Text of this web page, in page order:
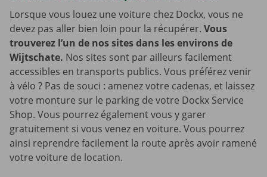
Lorsque vous louez une voiture chez Dockx, vous ne
devez pas aller bien loin pour la récupérer. Vous
trouverez l’un de nos sites dans les environs de
Wijtschate. Nos sites sont par ailleurs facilement
accessibles en transports publics. Vous préférez venir
à vélo ? Pas de souci : amenez votre cadenas, et laissez
votre monture sur le parking de votre Dockx Service
Shop. Vous pourrez également vous y garer
gratuitement si vous venez en voiture. Vous pourrez
ainsi reprendre facilement la route après avoir ramené
votre voiture de location.